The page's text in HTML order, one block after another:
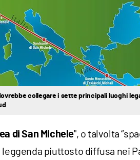
collegare i sette principali luoghi
di San Michele", o talvolta
leggenda piuttosto diffusa nei